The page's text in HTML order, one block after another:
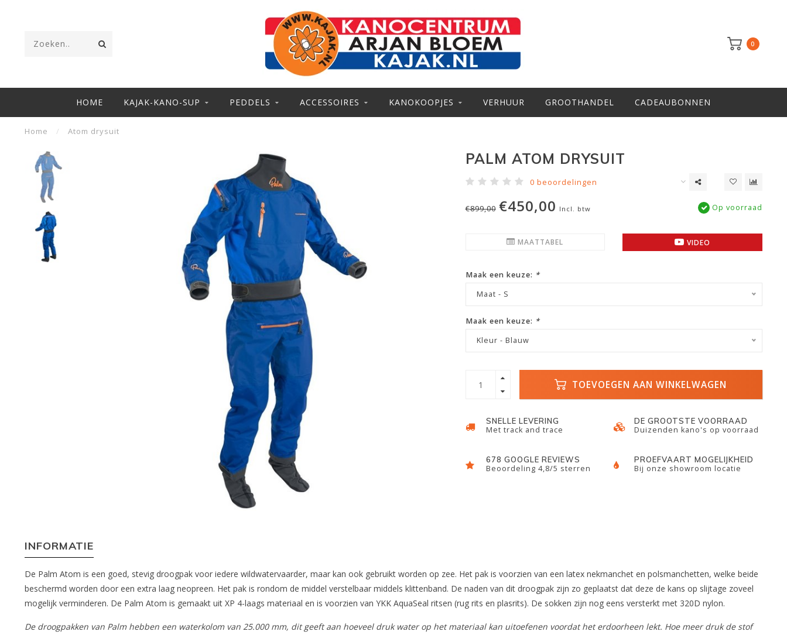
0
HOME KAJAK-KANO-SUP PEDDELS ACCESSOIRES KANOKOOPJES VERHUUR GROOTHANDEL CADEAUBONNEN
Home / Atom drysuit
PALM ATOM DRYSUIT
0 beoordelingen
€899,00 €450,00 Incl. btw Op voorraad
MAATTABEL VIDEO
Maak een keuze: *
Maat - S
Maak een keuze: *
Kleur - Blauw
TOEVOEGEN AAN WINKELWAGEN
SNELLE LEVERING
Met track and trace
DE GROOTSTE VOORRAAD
Duizenden kano's op voorraad
678 GOOGLE REVIEWS
Beoordeling 4,8/5 sterren
PROEFVAART MOGELIJKHEID
Bij onze showroom locatie
INFORMATIE
De Palm Atom is een goed, stevig droogpak voor iedere wildwatervaarder, maar kan ook gebruikt worden op zee. Het pak is voorzien van een latex nekmanchet en polsmanchetten, welke beide
beschermd worden door een extra laag neopreen. Het pak is rondom de middel verstelbaar middels klittenband. De naden van dit droogpak zijn zo geplaatst dat deze de kans op slijtage zoveel
mogelijk verminderen. De Palm Atom is gemaakt uit XP 4-laags materiaal en is voorzien van YKK AquaSeal ritsen (rug rits en plasrits). De sokken zijn nog eens versterkt met 320D nylon.
De droogpakken van Palm hebben een waterkolom van 25.000 mm, dit geeft aan hoeveel druk water op het materiaal kan uitoefenen voordat het erdoorheen lekt. Hoe meer druk de stof